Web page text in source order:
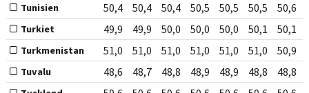
Tunisien 50,4 50,4 50,4 50,5 50,5 50,5 50,6
Turkiet 49,9 49,9 50,0 50,0 50,0 50,1 50,1
Turkmenistan 51,0 51,0 51,0 51,0 51,0 51,0 50,9
Tuvalu 48,6 48,7 48,8 48,9 48,9 48,8 48,8